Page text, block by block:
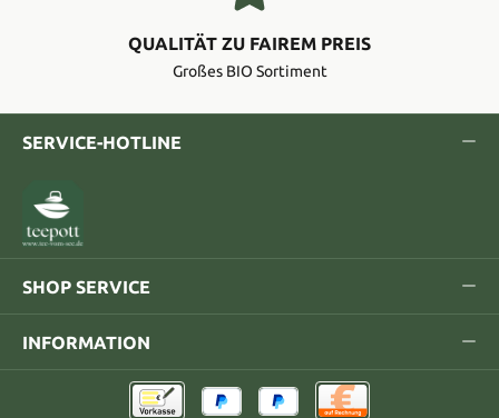
QUALITÄT ZU FAIREM PREIS
Großes BIO Sortiment
SERVICE-HOTLINE
SHOP SERVICE
INFORMATION